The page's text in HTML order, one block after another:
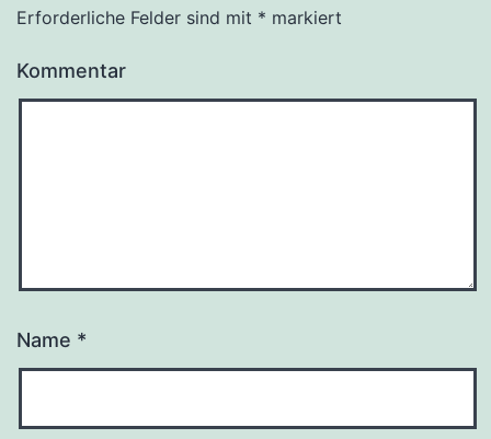
Erforderliche Felder sind mit * markiert
Kommentar
Name *